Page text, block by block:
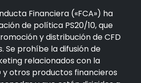
Financiera («FCA») ha
de política PS20/10, que
y distribución de CFD
Se prohíbe la difusión de
relacionados con la
y otros productos financieros